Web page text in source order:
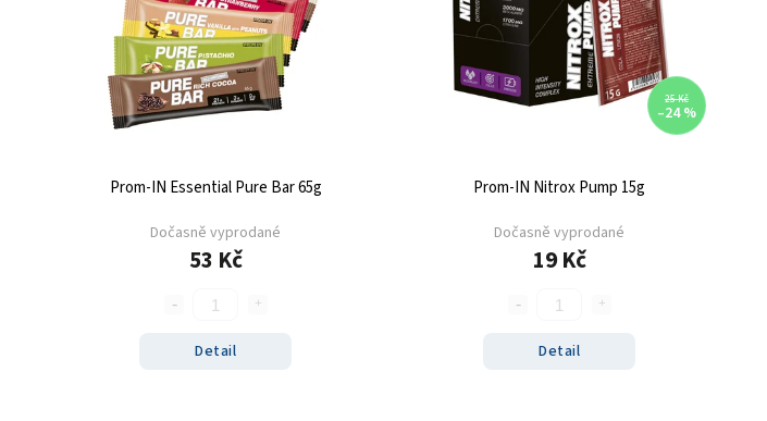
Prom-IN Essential Pure Bar 65g
Dočasně vyprodané
53 Kč
Detail
25 Kč
–24 %
Prom-IN Nitrox Pump 15g
Dočasně vyprodané
19 Kč
Detail